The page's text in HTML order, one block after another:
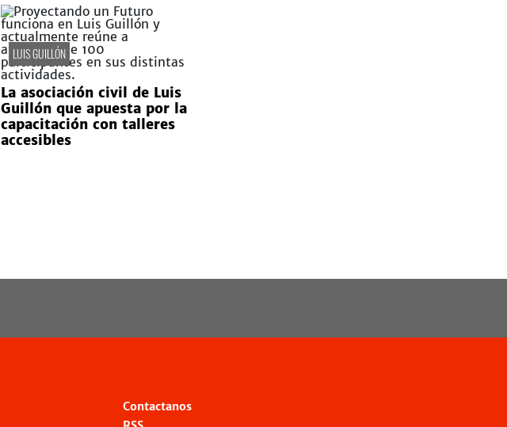
LUIS GUILLÓN
La asociación civil de Luis
Guillón que apuesta por la
capacitación con talleres
accesibles
Contactanos